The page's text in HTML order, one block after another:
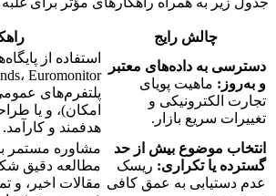
چالش رایج
دسترسی به داده‌های معتبر
و به‌روز: ماهیت پویای
تجارت الکترونیکی و
تغییرات سریع بازار.
استفاده از
پلتفرم‌های
امکان)، و یا
هدفمند و کارآمد.
انتخاب موضوع بیش از حد
گسترده یا تکراری: ریسک
عدم دستیابی به عمق کافی
مشاوره مستمر با
مطالعه دقیق